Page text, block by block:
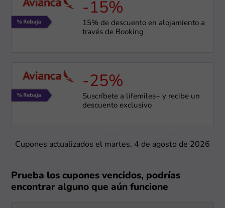
-15%
15% de descuento en alojamiento a
través de Booking
-25%
Suscríbete a lifemiles+ y recibe un
descuento exclusivo
Cupones actualizados el martes, 4 de agosto de 2026
Prueba los cupones vencidos, podrías
encontrar alguno que aún funcione